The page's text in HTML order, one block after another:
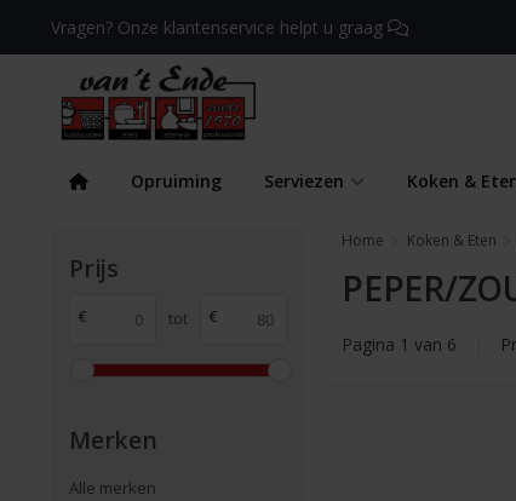
Vragen? Onze klantenservice helpt u graag
Opruiming Serviezen Koken &
Prijs
€ tot €
Merken
Alle merken
Home Koken & Eten
PEPER/
Pagina 1 van 6